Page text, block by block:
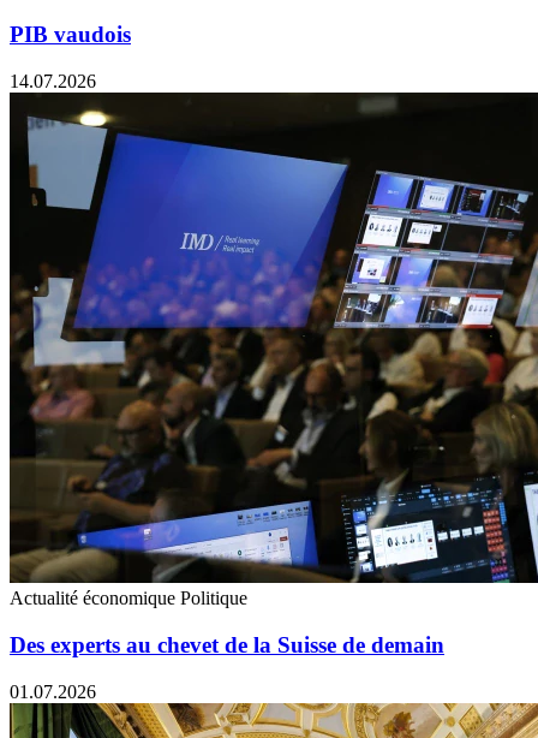
PIB vaudois
14.07.2026
Actualité économique Politique
Des experts au chevet de la Suisse de demain
01.07.2026